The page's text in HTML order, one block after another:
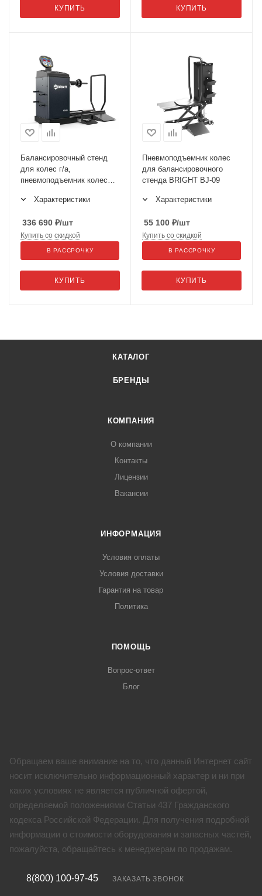
КУПИТЬ КУПИТЬ
Балансировочный стенд
для колес г/а,
пневмоподъемник колес
Характеристики
336 690 ₽/шт
КУПИТЬ
Купить со скидкой
В РАССРОЧКУ
Пневмоподъемник колес
для балансировочного
стенда BRIGHT BJ-09
Характеристики
55 100 ₽/шт
КУПИТЬ
Купить со скидкой
В РАССРОЧКУ
КАТАЛОГ
БРЕНДЫ
КОМПАНИЯ
О компании
Контакты
Лицензии
Вакансии
ИНФОРМАЦИЯ
Условия оплаты
Условия доставки
Гарантия на товар
Политика
ПОМОЩЬ
Вопрос-ответ
Блог
Обращаем ваше внимание на то, что данный Интернет сайт
носит исключительно информационный характер и ни при
каких условиях не является публичной офертой,
определяемой положениями Статьи 437 Гражданского
кодекса Российской Федерации. Для получения подробной
информации о стоимости оборудования и запасных частей,
пожалуйста, обращайтесь к менеджерам по продажам.
8(800) 100-97-45 ЗАКАЗАТЬ ЗВОНОК